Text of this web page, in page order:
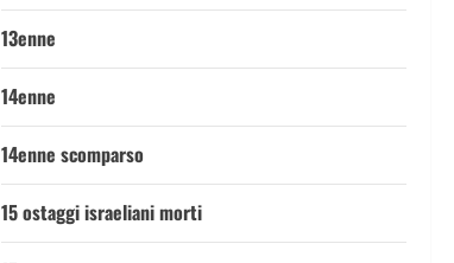
13enne
14enne
14enne scomparso
15 ostaggi israeliani morti